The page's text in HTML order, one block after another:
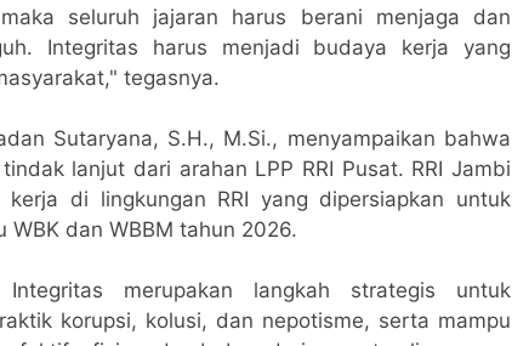
seluruh jajaran harus berani menjaga dan
Integritas harus menjadi budaya kerja yang
tegasnya.
Sutaryana, S.H., M.Si., menyampaikan bahwa
lanjut dari arahan LPP RRI Pusat. RRI Jambi
di lingkungan RRI yang dipersiapkan untuk
dan WBBM tahun 2026.
merupakan langkah strategis untuk
korupsi, kolusi, dan nepotisme, serta mampu